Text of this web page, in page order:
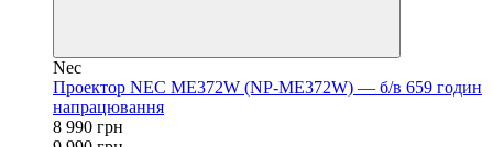
Nec
Проектор NEC ME372W (NP-ME372W) — б/в 659 годин
напрацювання
8 990 грн